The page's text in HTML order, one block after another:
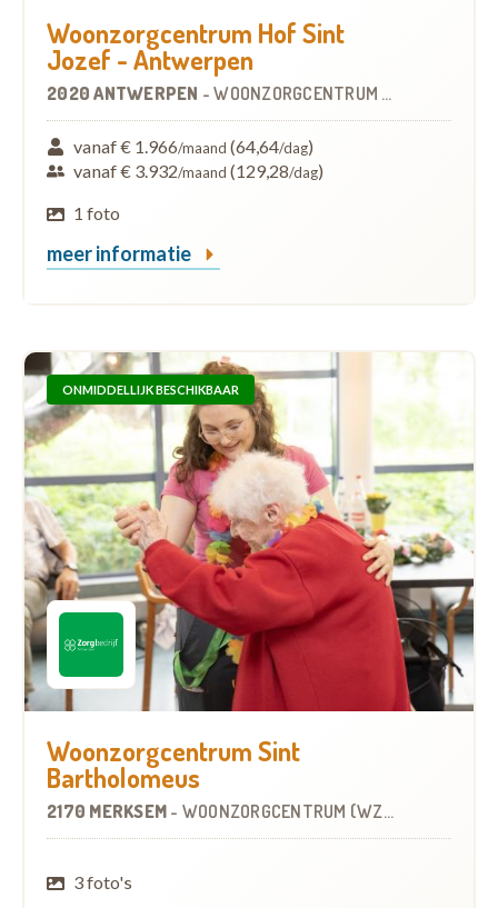
Woonzorgcentrum Hof Sint
Jozef - Antwerpen
2020 ANTWERPEN -WOONZORGCENTRUM (WZC)
vanaf € 1.966/maand (64,64/dag)
vanaf € 3.932/maand (129,28/dag)
1 foto
meer informatie
ONMIDDELLIJK BESCHIKBAAR
Woonzorgcentrum Sint
Bartholomeus
2170 MERKSEM - WOONZORGCENTRUM (WZC)
3 foto's